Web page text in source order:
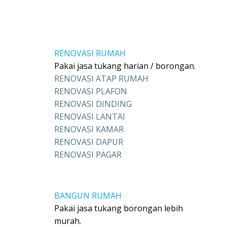
RENOVASI RUMAH
Pakai jasa tukang harian / borongan.
RENOVASI ATAP RUMAH
RENOVASI PLAFON
RENOVASI DINDING
RENOVASI LANTAI
RENOVASI KAMAR
RENOVASI DAPUR
RENOVASI PAGAR
BANGUN RUMAH
Pakai jasa tukang borongan lebih
murah.